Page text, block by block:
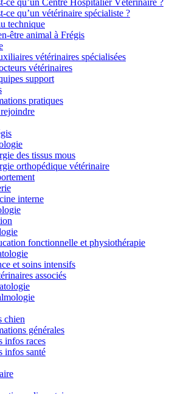
ce qu’un Centre Hospitalier Vétérinaire ?
ce qu’un vétérinaire spécialiste ?
technique
être animal à Frégis
vétérinaires spécialisées
vétérinaires
support
pratiques
des tissus mous
orthopédique vétérinaire
interne
fonctionnelle et physiothérapie
et soins intensifs
associés
chien
générales
infos races
infos santé